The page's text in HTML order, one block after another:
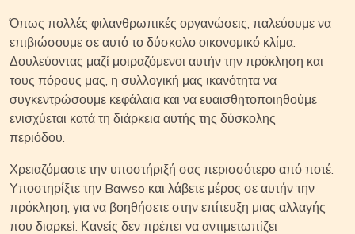
Όπως πολλές φιλανθρωπικές οργανώσεις, παλεύουμε να
επιβιώσουμε σε αυτό το δύσκολο οικονομικό κλίμα.
Δουλεύοντας μαζί μοιραζόμενοι αυτήν την πρόκληση και
τους πόρους μας, η συλλογική μας ικανότητα να
συγκεντρώσουμε κεφάλαια και να ευαισθητοποιηθούμε
ενισχύεται κατά τη διάρκεια αυτής της δύσκολης
περιόδου.
Χρειαζόμαστε την υποστήριξή σας περισσότερο από ποτέ.
Υποστηρίξτε την Bawso και λάβετε μέρος σε αυτήν την
πρόκληση, για να βοηθήσετε στην επίτευξη μιας αλλαγής
που διαρκεί. Κανείς δεν πρέπει να αντιμετωπίζει